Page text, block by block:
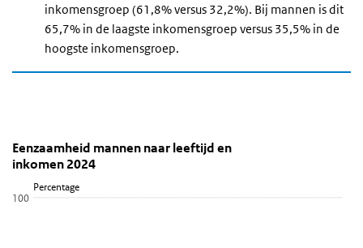
inkomensgroep (61,8% versus 32,2%). Bij mannen is dit
65,7% in de laagste inkomensgroep versus 35,5% in de
hoogste inkomensgroep.
Mannen
Sla de grafiek 'Eenzaamheid mannen naar leeftijd en inkomen
Eenzaamheid mannen naar leeftijd en inkomen
Staaf grafiek met 15 reeksen.
Bekijk als data tabel.
Percentage
Eenzaamheid mannen naar leeftijd en
inkomen 2024
100